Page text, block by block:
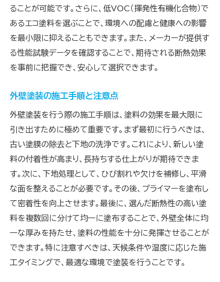
環境に配慮した断熱塗料の選定
外壁塗装がエネルギーコストを削減する理由を探
る
断熱塗装がエネルギー消費に与える影響
電気代節約に繋がる外壁塗装の効果
エネルギー効率を最大化する塗装戦略
断熱性能を持つ塗料の選び方とその効果的な活
用法
断熱塗料選びの基準と考慮点
効果的な塗料の活用事例
断熱性能のテストと評価方法
塗料の持続性とライフサイクルコスト
効果を最大化する塗料の組み合わせ
ることが可能です。さらに、低VOC（揮発性有機化合物）で
あるエコ塗料を選ぶことで、環境への配慮と健康への影響
を最小限に抑えることもできます。また、メーカーが提供す
る性能試験データを確認することで、期待される断熱効果
を事前に把握でき、安心して選択できます。
外壁塗装の施工手順と注意点
外壁塗装を行う際の施工手順は、塗料の効果を最大限に
引き出すために極めて重要です。まず最初に行うべきは、
古い塗膜の除去と下地の洗浄です。これにより、新しい塗
料の付着性が高まり、長持ちする仕上がりが期待できま
す。次に、下地処理として、ひび割れや欠けを補修し、平滑
な面を整えることが必要です。その後、プライマーを塗布し
て密着性を向上させます。最後に、選んだ断熱性の高い塗
料を複数回に分けて均一に塗布することで、外壁全体に均
一な厚みを持たせ、塗料の性能を十分に発揮させることが
できます。特に注意すべきは、天候条件や湿度に応じた施
工タイミングで、最適な環境で塗装を行うことです。